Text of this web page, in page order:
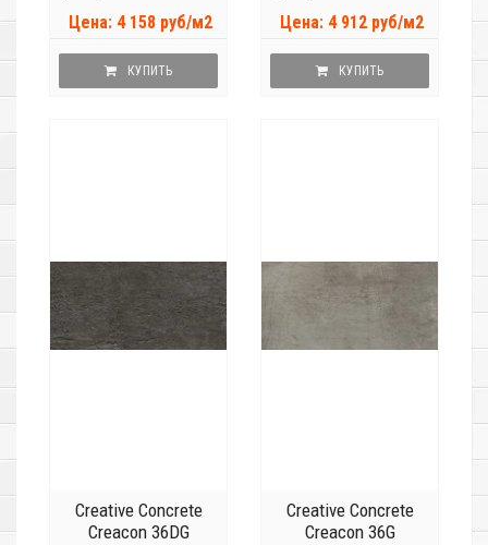
Цена: 4 158 руб/м2
КУПИТЬ
Цена: 4 912 руб/м2
КУПИТЬ
Creative Concrete
Creacon 36DG
Creative Concrete
Creacon 36G